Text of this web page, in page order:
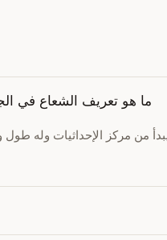
ما هو تعريف الشعاع في
مركز الإحداثيات وله طول